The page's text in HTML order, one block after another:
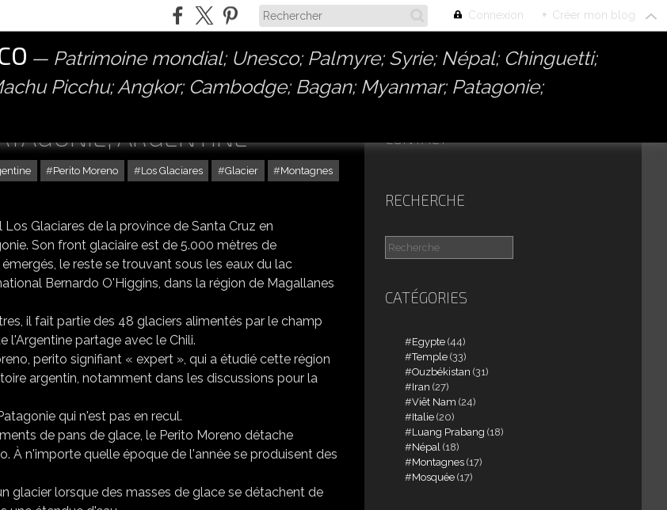
Connexion + Créer mon blog
Patrimoine mondial; Unesco; Palmyre; Syrie; Népal; Chinguetti;
Picchu; Angkor; Cambodge; Bagan; Myanmar; Patagonie;
ARGENTINE
Perito Moreno Los Glaciares Glacier Montagnes
Glaciares de la province de Santa Cruz en
Son front glaciaire est de 5.000 mètres de
le reste se trouvant sous les eaux du lac
Bernardo O'Higgins, dans la région de Magallanes
il fait partie des 48 glaciers alimentés par le champ
l'Argentine partage avec le Chili.
perito signifiant « expert », qui a étudié cette région
argentin, notamment dans les discussions pour la
qui n'est pas en recul.
de pans de glace, le Perito Moreno détache
À n'importe quelle époque de l'année se produisent des
glacier lorsque des masses de glace se détachent de
CONTACT
RECHERCHE
CATÉGORIES
Egypte (44)
Temple (33)
Ouzbékistan (31)
Iran (27)
Viêt Nam (24)
Italie (20)
Luang Prabang (18)
Népal (18)
Montagnes (17)
Mosquée (17)